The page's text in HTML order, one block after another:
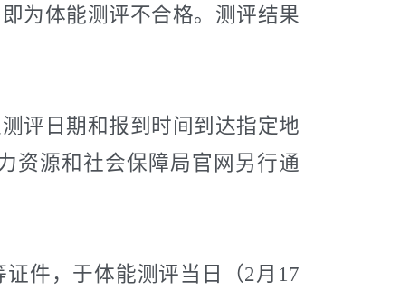
为体能测评不合格。测评结果
评日期和报到时间到达指定地
资源和社会保障局官网另行通
件，于体能测评当日（2月 17